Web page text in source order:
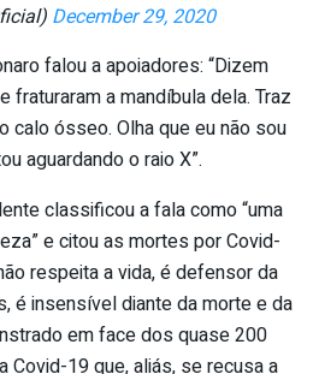
December 29, 2020
falou a apoiadores: “Dizem
fraturaram a mandíbula dela. Traz
calo ósseo. Olha que eu não sou
aguardando o raio X”.
classificou a fala como “uma
e citou as mortes por Covid-
respeita a vida, é defensor da
é insensível diante da morte e da
em face dos quase 200
19 que, aliás, se recusa a